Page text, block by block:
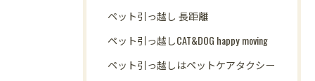
ペット引っ越し 長距離
ペット引っ越しCAT&DOG happy moving
ペット引っ越しはペットケアタクシー